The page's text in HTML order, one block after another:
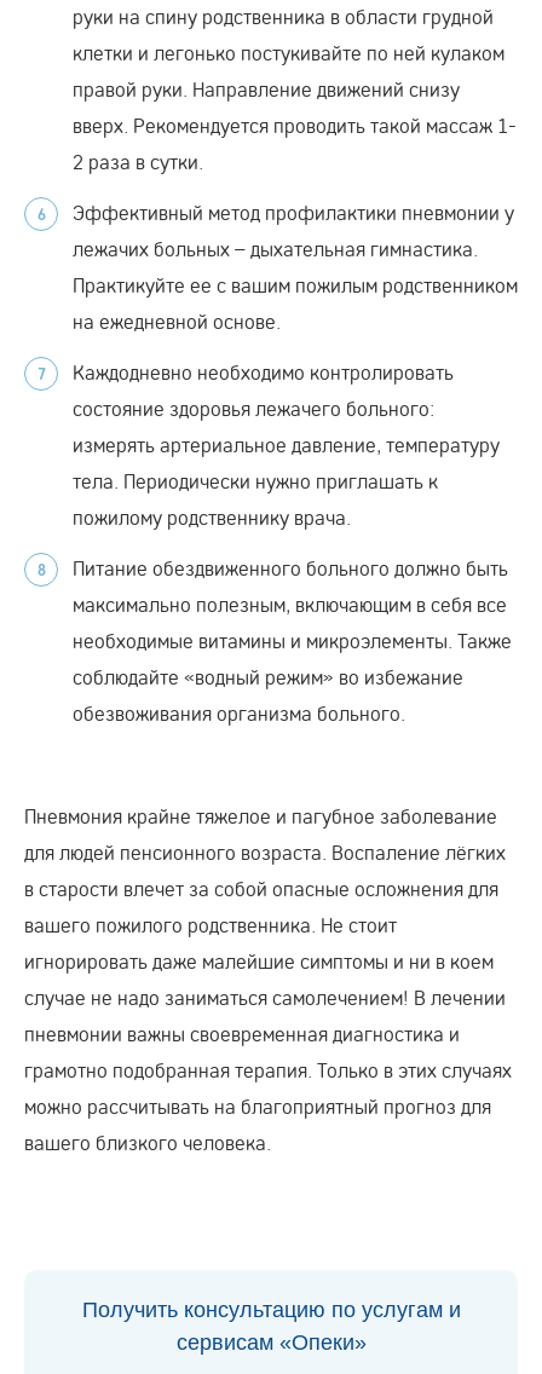
руки на спину родственника в области грудной
клетки и легонько постукивайте по ней кулаком
правой руки. Направление движений снизу
вверх. Рекомендуется проводить такой массаж 1-
2 раза в сутки.
Эффективный метод профилактики пневмонии у
лежачих больных – дыхательная гимнастика.
Практикуйте ее с вашим пожилым родственником
на ежедневной основе.
Каждодневно необходимо контролировать
состояние здоровья лежачего больного:
измерять артериальное давление, температуру
тела. Периодически нужно приглашать к
пожилому родственнику врача.
Питание обездвиженного больного должно быть
максимально полезным, включающим в себя все
необходимые витамины и микроэлементы. Также
соблюдайте «водный режим» во избежание
обезвоживания организма больного.
Пневмония крайне тяжелое и пагубное заболевание
для людей пенсионного возраста. Воспаление лёгких
в старости влечет за собой опасные осложнения для
вашего пожилого родственника. Не стоит
игнорировать даже малейшие симптомы и ни в коем
случае не надо заниматься самолечением! В лечении
пневмонии важны своевременная диагностика и
грамотно подобранная терапия. Только в этих случаях
можно рассчитывать на благоприятный прогноз для
вашего близкого человека.
Получить консультацию по услугам и
сервисам «Опеки»